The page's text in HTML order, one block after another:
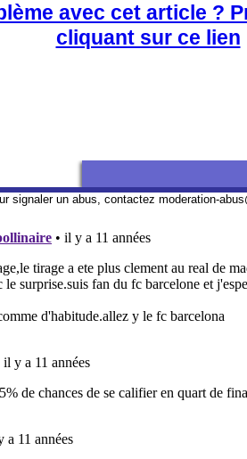
avec cet article ?
cliquant sur ce lien
signaler un abus, contactez moderation-